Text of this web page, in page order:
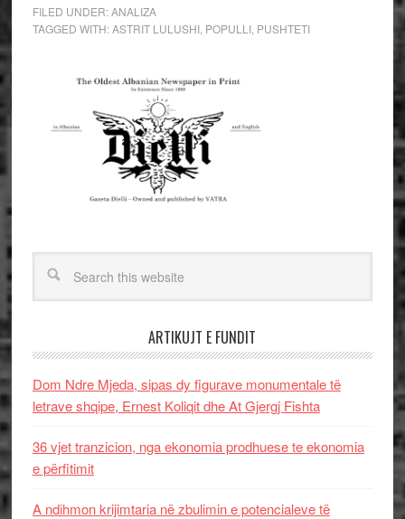
FILED UNDER:ANALIZA
TAGGED WITH:ASTRIT LULUSHI, POPULLI, PUSHTETI
ARTIKUJT E FUNDIT
Dom Ndre Mjeda, sipas dy figurave monumentale të
letrave shqipe, Ernest Koliqit dhe At Gjergj Fishta
36 vjet tranzicion, nga ekonomia prodhuese te ekonomia
e përfitimit
A ndihmon krijimtaria në zbulimin e potencialeve të